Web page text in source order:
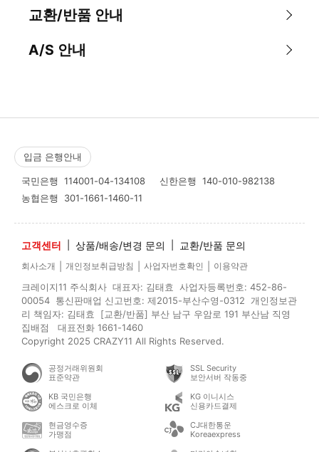
교환/반품 안내
A/S 안내
입금 은행안내
국민은행 114001-04-134108 신한은행 140-010-982138
농협은행 301-1661-1460-11
고객센터 상품/배송/변경 문의 교환/반품 문의
회사소개 개인정보취급방침 사업자번호확인 이용약관
크레이지11 주식회사 대표자: 김태효 사업자등록번호: 452-86-
00054 통신판매업 신고번호: 제2015-부산수영-0312 개인정보관
리 책임자: 김태효 [교환/반품] 부산 남구 우암로 191 부산남 직영
집배점 대표전화 1661-1460
Copyright 2025 CRAZY11 All Rights Reserved.
공정거래위원회
표준약관
SSL Security
보안서버 작동중
KB 국민은행
에스크로 이체
KG 이니시스
신용카드결제
현금영수증
가맹점
CJ대한통운
Koreaexpress